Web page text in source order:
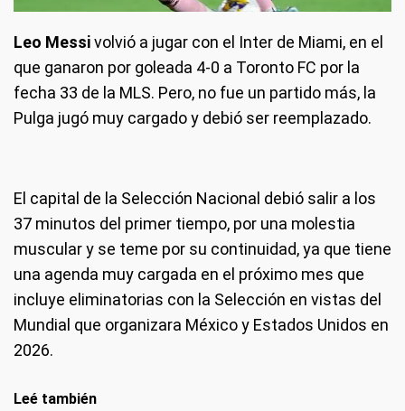
Leo Messivolvió a jugar con el Inter de Miami, en el
que ganaron por goleada 4-0 a Toronto FC por la
fecha 33 de la MLS. Pero, no fue un partido más, la
Pulga jugó muy cargado y debió ser reemplazado.
El capital de la Selección Nacional debió salir a los
37 minutos del primer tiempo, por una molestia
muscular y se teme por su continuidad, ya que tiene
una agenda muy cargada en el próximo mes que
incluye eliminatorias con la Selección en vistas del
Mundial que organizara México y Estados Unidos en
2026.
Leé también